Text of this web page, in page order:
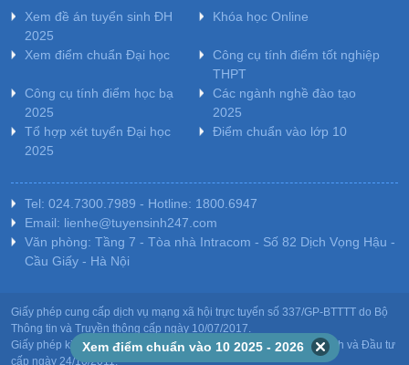
Xem đề án tuyển sinh ĐH
2025
Khóa học Online
Xem điểm chuẩn Đại học
Công cụ tính điểm tốt nghiệp
THPT
Công cụ tính điểm học bạ
2025
Các ngành nghề đào tạo
2025
Tổ hợp xét tuyển Đại học
2025
Điểm chuẩn vào lớp 10
Tel: 024.7300.7989 - Hotline: 1800.6947
Email: lienhe@tuyensinh247.com
Văn phòng: Tầng 7 - Tòa nhà Intracom - Số 82 Dịch Vọng Hậu -
Cầu Giấy - Hà Nội
Giấy phép cung cấp dịch vụ mạng xã hội trực tuyến số 337/GP-BTTTT do Bộ
Thông tin và Truyền thông cấp ngày 10/07/2017.
Giấy phép kinh doanh giáo dục: MST-0106478082 do Sở Kế hoạch và Đầu tư
cấp ngày 24/10/2011.
Xem điểm chuẩn vào 10 2025 - 2026